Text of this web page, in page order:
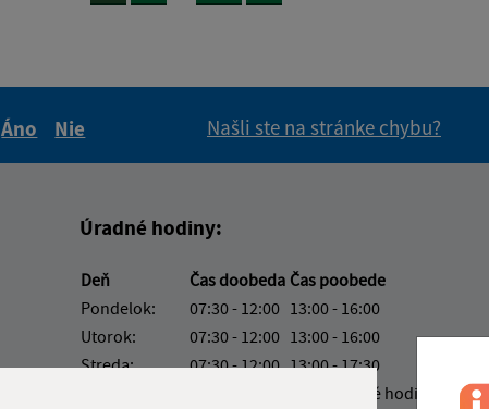
Áno
Nie
Našli ste na stránke chybu?
Úradné hodiny:
Deň Čas doobeda Čas poobede
Pondelok:
07:30 - 12:00 13:00 - 16:00
Utorok:
07:30 - 12:00 13:00 - 16:00
Streda:
07:30 - 12:00 13:00 - 17:30
nestránkové hodiny